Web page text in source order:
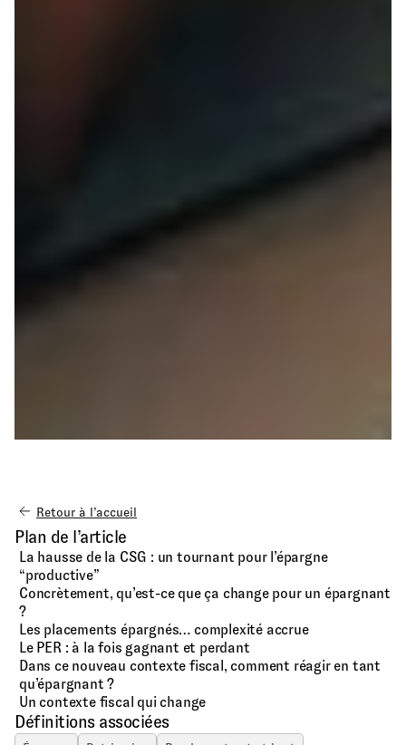
Retour à l’accueil
Plan de l’article
La hausse de la CSG : un tournant pour l’épargne
“productive”
Concrètement, qu’est-ce que ça change pour un épargnant
?
Les placements épargnés… complexité accrue
Le PER : à la fois gagnant et perdant
Dans ce nouveau contexte fiscal, comment réagir en tant
qu’épargnant ?
Un contexte fiscal qui change
Définitions associées